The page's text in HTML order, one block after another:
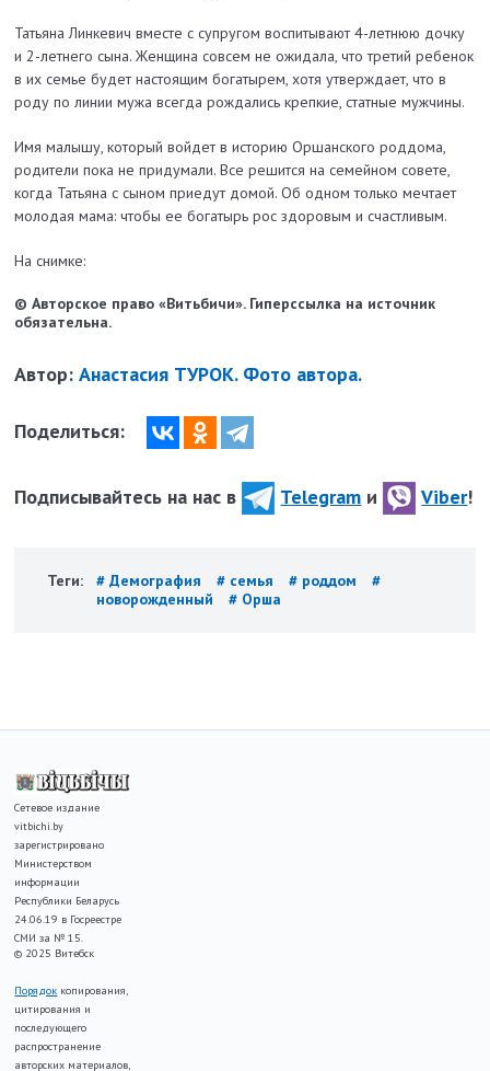
Татьяна Линкевич вмес­те с супругом воспитывают 4-летнюю дочку
и 2-летнего сына. Женщина совсем не ожидала, что третий ребенок
в их семье будет настоящим богатырем, хотя утверждает, что в
роду по линии мужа всегда рождались крепкие, статные мужчины.
Имя малышу, который войдет в историю Оршанского роддома,
родители пока не придумали. Все решится на семейном совете,
когда Татьяна с сыном приедут домой. Об одном только мечтает
молодая мама: чтобы ее богатырь рос здоровым и счастливым.
На снимке:
© Авторское право «Витьбичи». Гиперссылка на источник
обязательна.
Автор:Анастасия ТУРОК. Фото автора.
Поделиться:
Подписывайтесь на нас в Telegram и Viber!
Теги: # Демография # семья # роддом
#
новорожденный
# Орша
Сетевое издание
vitbichi.by
зарегистрировано
Министерством
информации
Республики Беларусь
24.06.19 в Госреестре
СМИ за № 15.
© 2025 Витебск
Порядок копирования,
цитирования и
последующего
распространение
авторских материалов,